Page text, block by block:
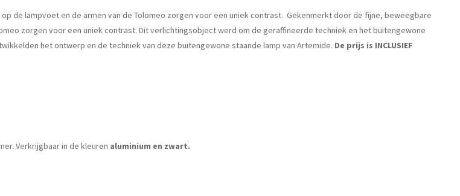
de lampvoet en de armen van de Tolomeo zorgen voor een uniek contrast. Gekenmerkt door de fijne, beweegbare
zorgen voor een uniek contrast. Dit verlichtingsobject werd om de geraffineerde techniek en het buitengewone
het ontwerp en de techniek van deze buitengewone staande lamp van Artemide. De prijs is INCLUSIEF
Verkrijgbaar in de kleuren aluminium en zwart.